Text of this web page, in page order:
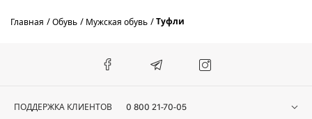
Главная Обувь Мужская обувь Туфли
ПОДДЕРЖКА КЛИЕНТОВ 0 800 21-70-05